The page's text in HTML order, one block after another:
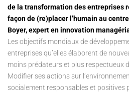
de la transformation des entreprises
façon de (re)placer l’humain au
Boyer, expert en innovation
Les objectifs mondiaux de
entreprises qu’elles élaborent de
moins prédateurs et plus respectueux
Modifier ses actions sur
socialement responsables et positives